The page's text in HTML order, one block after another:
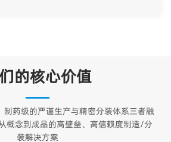
的核心价值
制药级的严谨生产与精密分装体系三者融
概念到成品的高壁垒、高信赖度制造/分
装解决方案